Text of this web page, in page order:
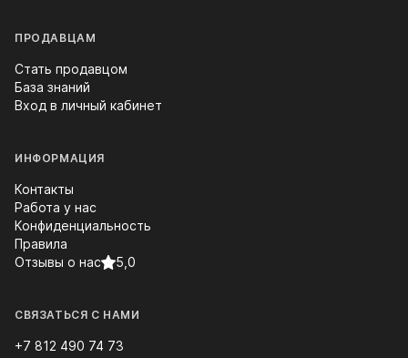
ПРОДАВЦАМ
Стать продавцом
База знаний
Вход в личный кабинет
ИНФОРМАЦИЯ
Контакты
Работа у нас
Конфиденциальность
Правила
Отзывы о нас
5,0
СВЯЗАТЬСЯ С НАМИ
+7 812 490 74 73